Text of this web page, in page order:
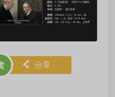
󰄯 分享